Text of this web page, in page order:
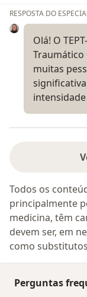
RESPOSTA DO
Olá! O
muitas
Todos os
principalmente
medicina, têm
devem ser, em
como
Perguntas